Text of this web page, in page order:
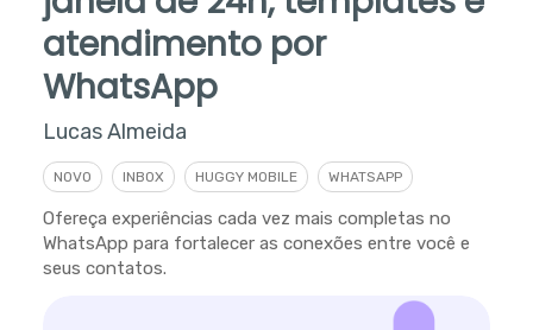
atendimento por
WhatsApp
Lucas Almeida
NOVO INBOX HUGGY MOBILE WHATSAPP
Ofereça experiências cada vez mais completas no
WhatsApp para fortalecer as conexões entre você e
seus contatos.